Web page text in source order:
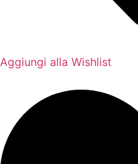
Aggiungi alla Wishlist